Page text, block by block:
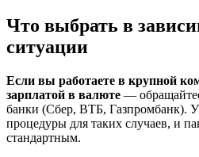
Что выбрать в
ситуации
Если вы работаете в крупной
зарплатой в валюте —
банки (Сбер, ВТБ, Газпромбанк). У
процедуры для таких случаев, и
стандартным.